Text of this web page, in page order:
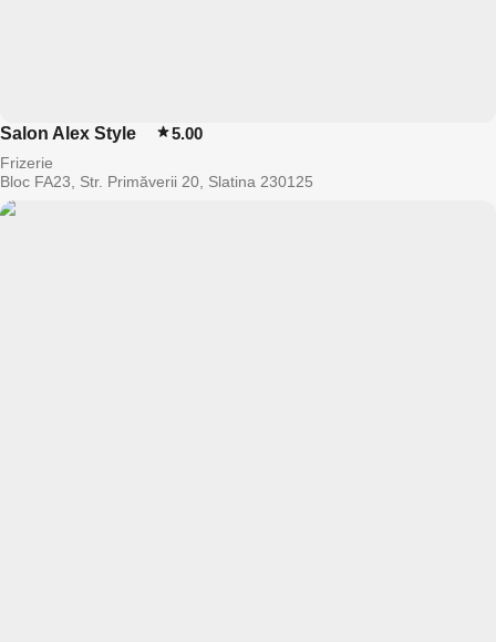
Salon Alex Style 5.00
Frizerie
Bloc FA23, Str. Primăverii 20, Slatina 230125